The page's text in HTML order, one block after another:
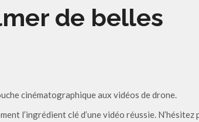
de belles
cinématographique aux vidéos de drone.
l’ingrédient clé d’une vidéo réussie. N’hésitez